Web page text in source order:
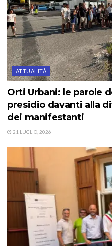
ATTUALITÀ
Orti Urbani: le parole
presidio davanti alla
dei manifestanti
21 LUGLIO, 2026